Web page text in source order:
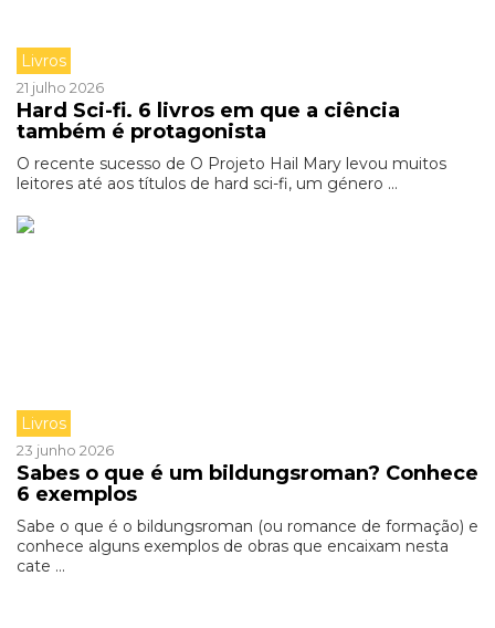
Livros
21 julho 2026
Hard Sci-fi. 6 livros em que a ciência
também é protagonista
O recente sucesso de O Projeto Hail Mary levou muitos
leitores até aos títulos de hard sci-fi, um género ...
Livros
23 junho 2026
Sabes o que é um bildungsroman? Conhece
6 exemplos
Sabe o que é o bildungsroman (ou romance de formação) e
conhece alguns exemplos de obras que encaixam nesta
cate ...